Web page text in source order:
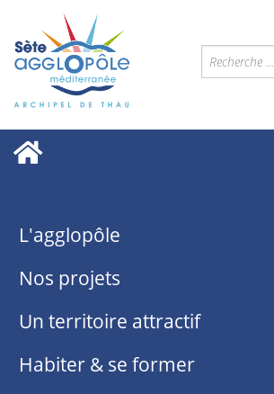
L'agglopôle
Nos projets
Un territoire attractif
Habiter & se former